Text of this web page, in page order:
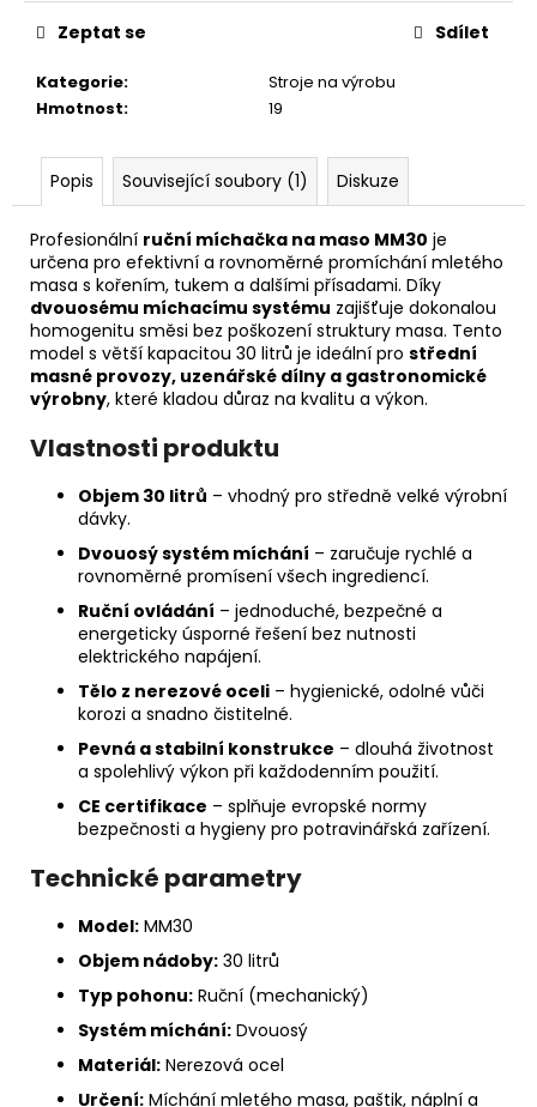
Kategorie:
Stroje na výrobu
Hmotnost: 19
Zeptat se Sdílet
Popis Související soubory (1) Diskuze
Profesionální ruční míchačka na maso MM30 je
určena pro efektivní a rovnoměrné promíchání mletého
masa s kořením, tukem a dalšími přísadami. Díky
dvouosému míchacímu systému zajišťuje dokonalou
homogenitu směsi bez poškození struktury masa. Tento
model s větší kapacitou 30 litrů je ideální pro střední
masné provozy, uzenářské dílny a gastronomické
výrobny, které kladou důraz na kvalitu a výkon.
Vlastnosti produktu
Objem 30 litrů – vhodný pro středně velké výrobní
dávky.
Dvouosý systém míchání – zaručuje rychlé a
rovnoměrné promísení všech ingrediencí.
Ruční ovládání – jednoduché, bezpečné a
energeticky úsporné řešení bez nutnosti
elektrického napájení.
Tělo z nerezové oceli – hygienické, odolné vůči
korozi a snadno čistitelné.
Pevná a stabilní konstrukce – dlouhá životnost
a spolehlivý výkon při každodenním použití.
CE certifikace – splňuje evropské normy
bezpečnosti a hygieny pro potravinářská zařízení.
Technické parametry
Model: MM30
Objem nádoby: 30 litrů
Typ pohonu: Ruční (mechanický)
Systém míchání: Dvouosý
Materiál: Nerezová ocel
Určení: Míchání mletého masa, paštik, náplní a
u
e
m
e